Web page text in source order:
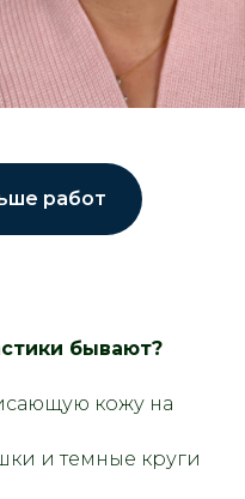
работ
бывают?
кожу на
и темные круги